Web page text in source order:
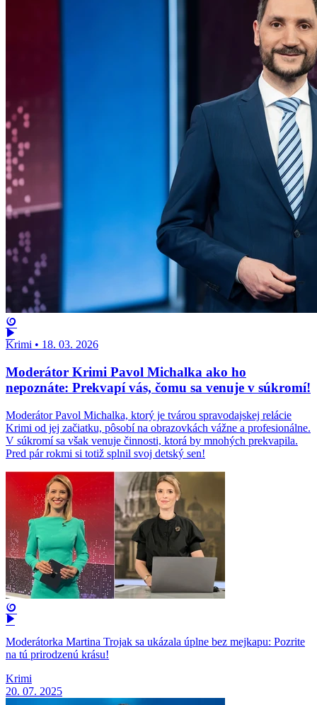
Krimi • 18. 03. 2026
Moderátor Krimi Pavol Michalka ako ho
nepoznáte: Prekvapí vás, čomu sa venuje v súkromí!
Moderátor Pavol Michalka, ktorý je tvárou spravodajskej relácie
Krimi od jej začiatku, pôsobí na obrazovkách vážne a profesionálne.
V súkromí sa však venuje činnosti, ktorá by mnohých prekvapila.
Pred pár rokmi si totiž splnil svoj detský sen!
Moderátorka Martina Trojak sa ukázala úplne bez mejkapu: Pozrite
na tú prirodzenú krásu!
Krimi
20. 07. 2025